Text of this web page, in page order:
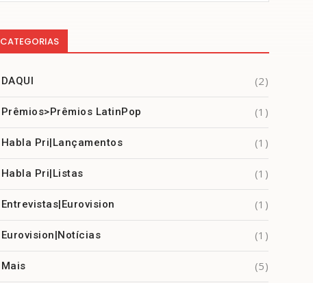
CATEGORIAS
DAQUI (2)
Prêmios>Prêmios LatinPop (1)
Habla Pri|Lançamentos (1)
Habla Pri|Listas (1)
Entrevistas|Eurovision (1)
Eurovision|Notícias (1)
Mais (5)